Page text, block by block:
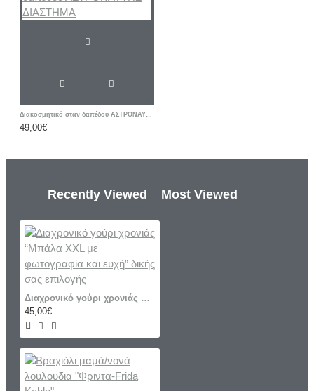
Διακοσμητικό σταν δαπέδου ΑΣΤΡΟΝΑΥΤΗΣ ΔΙΑΣΤΗΜΑ
49,00€
Recently Viewed Most Viewed
Διαχρονικό γούρι χρονιάς “Μπάλα XXL με φωτογραφία και ευχή” δικής σας επιλογής
45,00€